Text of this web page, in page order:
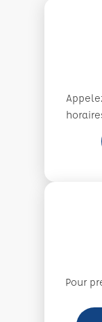
Pour